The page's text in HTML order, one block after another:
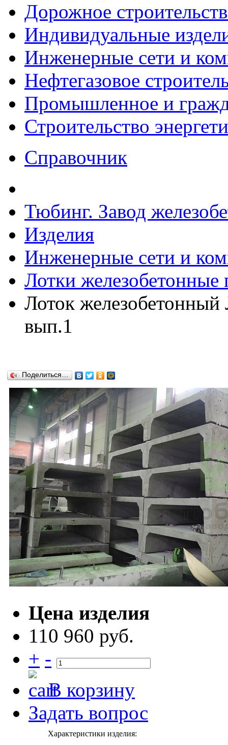
Дорожное
Индивидуальные
Инженерные сети и
Нефтегазовое
Промышленное и
Строительство
Справочник
Тюбинг. Завод
Изделия
Инженерные сети и
Лотки
Лоток
вып.1
Поделиться…
Цена изделия
110 960 руб.
+ -
В корзину
Задать вопрос
Характеристики изделия: